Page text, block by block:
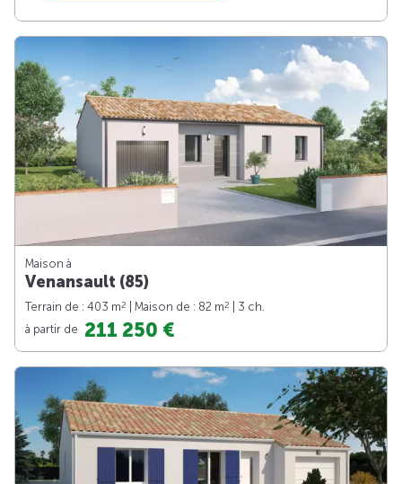
Maison à
Venansault (85)
Terrain de : 403 m2 | Maison de : 82 m2
| 3 ch.
à partir de 211 250 €